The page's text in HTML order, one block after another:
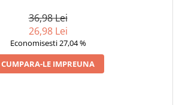
36,98 Lei
26,98 Lei
Economisesti 27,04 %
CUMPARA-LE IMPREUNA